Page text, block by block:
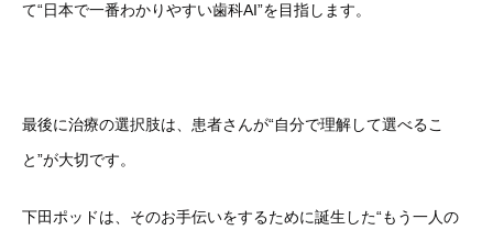
て“日本で一番わかりやすい歯科AI”を目指します。
最後に治療の選択肢は、患者さんが“自分で理解して選べるこ
と”が大切です。
下田ポッドは、そのお手伝いをするために誕生した“もう一人の